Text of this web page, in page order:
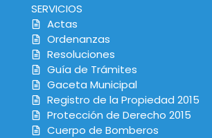
SERVICIOS
Actas
Ordenanzas
Resoluciones
Guía de Trámites
Gaceta Municipal
Registro de la Propiedad 2015
Protección de Derecho 2015
Cuerpo de Bomberos